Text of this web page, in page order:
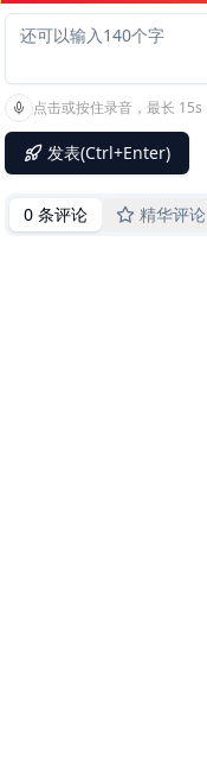
点击或按住录音，最长 15s
发表(Ctrl+Enter)
0 条评论 精华评论